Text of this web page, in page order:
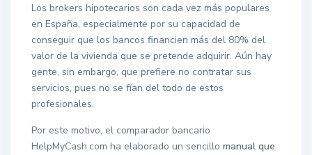
Los brokers hipotecarios son cada vez más populares
en España, especialmente por su capacidad de
conseguir que los bancos financien más del 80% del
valor de la vivienda que se pretende adquirir. Aún hay
gente, sin embargo, que prefiere no contratar sus
servicios, pues no se fían del todo de estos
profesionales.
Por este motivo, el comparador bancario
HelpMyCash.com ha elaborado un sencillo manual que